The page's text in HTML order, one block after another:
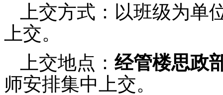
上交方式：以班级为
上交。
上交地点： 经管楼思政
师安排集中上交。